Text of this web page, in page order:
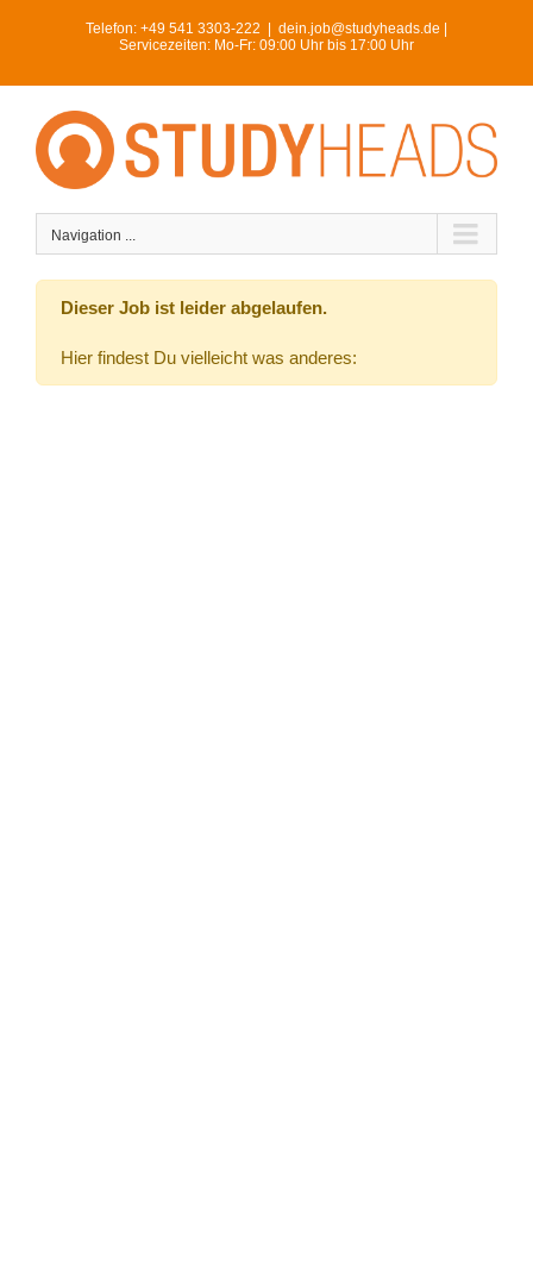
Telefon: +49 541 3303-222
dein.job@studyheads.de |
Servicezeiten: Mo-Fr: 09:00 Uhr bis 17:00 Uhr
Navigation ...
Dieser Job ist leider abgelaufen.
Hier findest Du vielleicht was anderes: